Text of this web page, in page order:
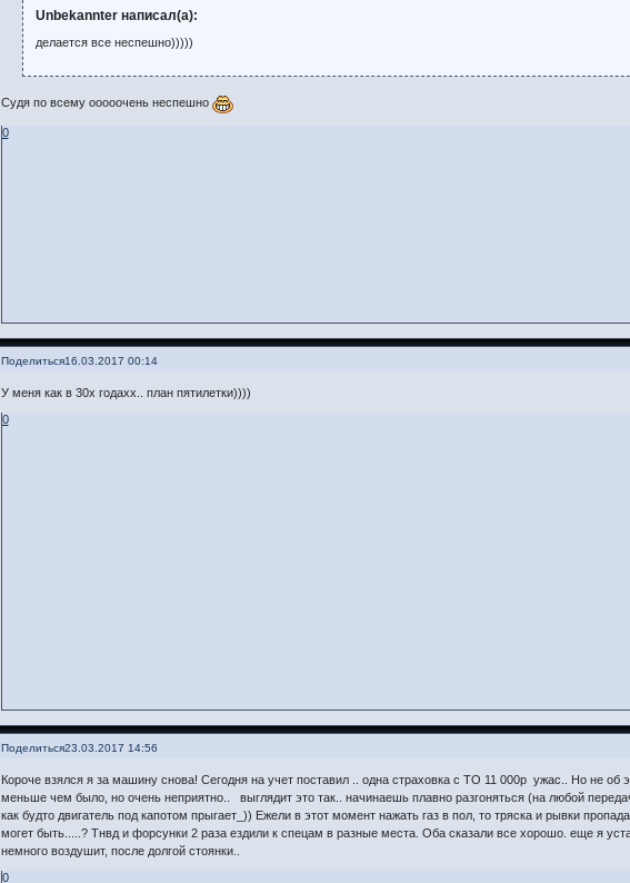
Unbekannter написал(а):
делается все неспешно)))))
Судя по всему ооооочень неспешно
0
Поделиться16.03.2017 00:14
У меня как в 30х годахх.. план пятилетки))))
0
Поделиться23.03.2017 14:56
Короче взялся я за машину снова! Сегодня на учет поставил .. одна страховка с ТО 11 000р ужас.. Но не об
меньше чем было, но очень неприятно.. выглядит это так.. начинаешь плавно разгоняться (на любой
как будто двигатель под капотом прыгает_)) Ежели в этот момент нажать газ в пол, то тряска и рывки
могет быть.....? Тнвд и форсунки 2 раза ездили к спецам в разные места. Оба сказали все хорошо. еще я
немного воздушит, после долгой стоянки..
0